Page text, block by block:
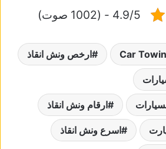
4.9/5 - (1002 صوت)
Car ارخص ونش انقاذ
ارقام ونش انقاذ
اسرع ونش انقاذ